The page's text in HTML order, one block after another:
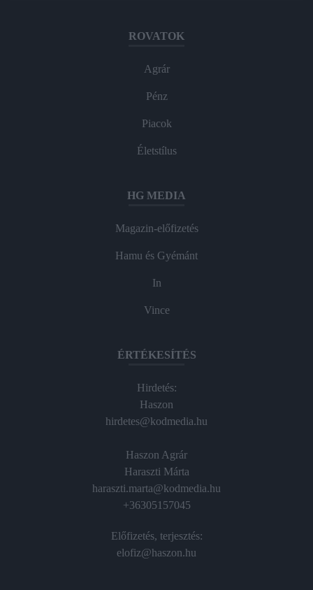
ROVATOK
Agrár
Pénz
Piacok
Életstílus
HG MEDIA
Magazin-előfizetés
Hamu és Gyémánt
In
Vince
ÉRTÉKESÍTÉS
Hirdetés:
Haszon
hirdetes@kodmedia.hu
Haszon Agrár
Haraszti Márta
haraszti.marta@kodmedia.hu
+36305157045
Előfizetés, terjesztés:
elofiz@haszon.hu